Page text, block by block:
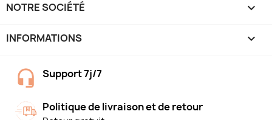
NOTRE SOCIÉTÉ 
INFORMATIONS keyboard_arrow_down
Support 7j/7
Politique de livraison et de retour